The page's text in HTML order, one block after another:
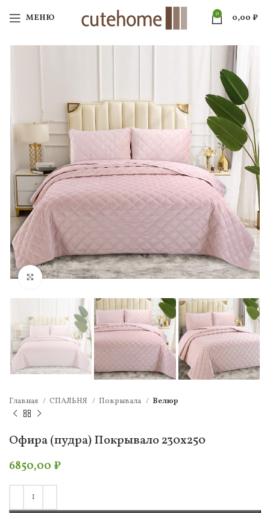
МЕНЮ 0 0,00 ₽
Нажмите, чтобы увеличить
Главная СПАЛЬНЯ Покрывала Велюр
Офира (пудра) Покрывало 230х250
6850,00 ₽